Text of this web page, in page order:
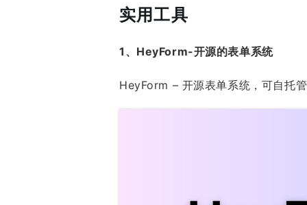
实用工具
1、HeyForm-开源的表单系统
HeyForm – 开源表单系统，可自托